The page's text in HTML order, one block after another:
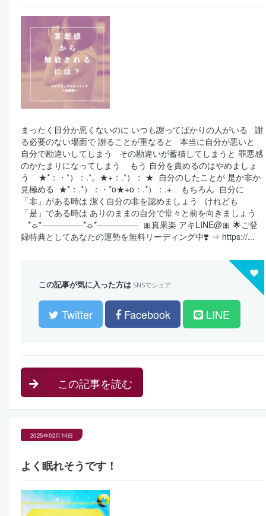
まったく目分か悪くないのに いつも謝ってばかりの人がいる ⁡ ⁡ 謝
る必要のない場面で 謝ることが重なると ⁡ ⁡ 本当に自分が悪いと
自分で勘違いしてしまう ⁡ ⁡ その勘違いが蓄積してしまうと 罪悪感
のかたまりになってしまう ⁡ ⁡ ⁡ もう 自分を責めるのはやめましょ
う ⁡ ⁡ ⁡ ★*：・*）：.*。★+：.*）： ★ ⁡ 自分のしたことが 是か非か
見極める ⁡ ★*：.*）：・*o★+o：.*）：.+ ⁡ ⁡ ⁡ もちろん ⁡ 自分に
「非」がある時は 潔く自分の非を認めましょう ⁡ ⁡ けれども ⁡ ⁡
「是」である時は ありのままの自分で堂々と前を向きましょう ⁡
⁡ ⁡ ⁡ *☼*―――――*☼*――――― ⁡ 🎀真果楽 アキLINE@🎀 🌟ご登
録特典としてあなたの運勢を無料リーディング中❣️ ⇒ https://...
この記事が気に入った方は SNSでシェア
Twitter Facebook LINE
この記事を読む
2025年02月14日
よく眠れそうです！